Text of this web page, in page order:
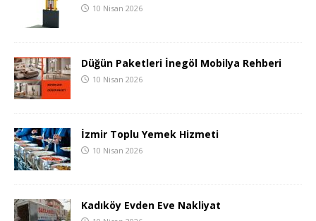
10 Nisan 2026
Düğün Paketleri İnegöl Mobilya Rehberi
10 Nisan 2026
İzmir Toplu Yemek Hizmeti
10 Nisan 2026
Kadıköy Evden Eve Nakliyat